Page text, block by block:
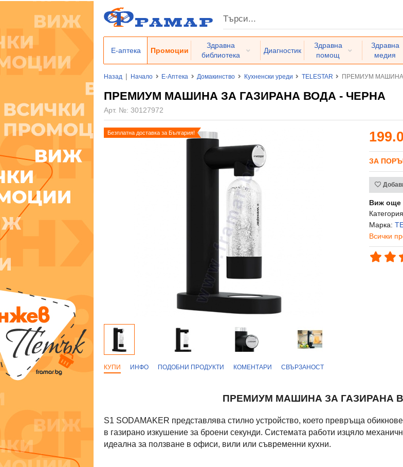
Е-аптека Промоции
Здравна
библиотека
Диагностик
Здравна
помощ
Здравна
медия
Назад | Начало Е-Аптека Домакинство Кухненски уреди TELESTAR ПРЕМИУМ МАШИНА
ПРЕМИУМ МАШИНА ЗА ГАЗИРАНА ВОДА - ЧЕРНА
Арт. №: 30127972
Безплатна доставка за България!
ЗА
Виж още
Марка:
Всички
КУПИ ИНФО ПОДОБНИ ПРОДУКТИ КОМЕНТАРИ СВЪРЗАНОСТ
ПРЕМИУМ МАШИНА ЗА ГАЗИРАНА
S1 SODAMAKER представлява стилно устройство, което превръща
в газирано изкушение за броени секунди. Системата работи изцяло
идеална за ползване в офиси, вили или съвременни кухни.